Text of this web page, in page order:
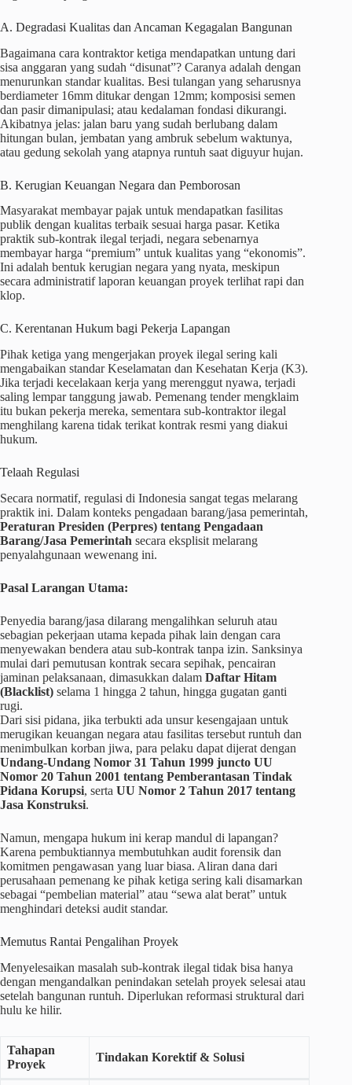
A. Degradasi Kualitas dan Ancaman Kegagalan Bangunan
Bagaimana cara kontraktor ketiga mendapatkan untung dari
sisa anggaran yang sudah “disunat”? Caranya adalah dengan
menurunkan standar kualitas. Besi tulangan yang seharusnya
berdiameter 16mm ditukar dengan 12mm; komposisi semen
dan pasir dimanipulasi; atau kedalaman fondasi dikurangi.
Akibatnya jelas: jalan baru yang sudah berlubang dalam
hitungan bulan, jembatan yang ambruk sebelum waktunya,
atau gedung sekolah yang atapnya runtuh saat diguyur hujan.
B. Kerugian Keuangan Negara dan Pemborosan
Masyarakat membayar pajak untuk mendapatkan fasilitas
publik dengan kualitas terbaik sesuai harga pasar. Ketika
praktik sub-kontrak ilegal terjadi, negara sebenarnya
membayar harga “premium” untuk kualitas yang “ekonomis”.
Ini adalah bentuk kerugian negara yang nyata, meskipun
secara administratif laporan keuangan proyek terlihat rapi dan
klop.
C. Kerentanan Hukum bagi Pekerja Lapangan
Pihak ketiga yang mengerjakan proyek ilegal sering kali
mengabaikan standar Keselamatan dan Kesehatan Kerja (K3).
Jika terjadi kecelakaan kerja yang merenggut nyawa, terjadi
saling lempar tanggung jawab. Pemenang tender mengklaim
itu bukan pekerja mereka, sementara sub-kontraktor ilegal
menghilang karena tidak terikat kontrak resmi yang diakui
hukum.
Telaah Regulasi
Secara normatif, regulasi di Indonesia sangat tegas melarang
praktik ini. Dalam konteks pengadaan barang/jasa pemerintah,
Peraturan Presiden (Perpres) tentang Pengadaan
Barang/Jasa Pemerintah secara eksplisit melarang
penyalahgunaan wewenang ini.
Pasal Larangan Utama:
Penyedia barang/jasa dilarang mengalihkan seluruh atau
sebagian pekerjaan utama kepada pihak lain dengan cara
menyewakan bendera atau sub-kontrak tanpa izin. Sanksinya
mulai dari pemutusan kontrak secara sepihak, pencairan
jaminan pelaksanaan, dimasukkan dalam Daftar Hitam
(Blacklist) selama 1 hingga 2 tahun, hingga gugatan ganti
rugi.
Dari sisi pidana, jika terbukti ada unsur kesengajaan untuk
merugikan keuangan negara atau fasilitas tersebut runtuh dan
menimbulkan korban jiwa, para pelaku dapat dijerat dengan
Undang-Undang Nomor 31 Tahun 1999 juncto UU
Nomor 20 Tahun 2001 tentang Pemberantasan Tindak
Pidana Korupsi, serta UU Nomor 2 Tahun 2017 tentang
Jasa Konstruksi.
Namun, mengapa hukum ini kerap mandul di lapangan?
Karena pembuktiannya membutuhkan audit forensik dan
komitmen pengawasan yang luar biasa. Aliran dana dari
perusahaan pemenang ke pihak ketiga sering kali disamarkan
sebagai “pembelian material” atau “sewa alat berat” untuk
menghindari deteksi audit standar.
Memutus Rantai Pengalihan Proyek
Menyelesaikan masalah sub-kontrak ilegal tidak bisa hanya
dengan mengandalkan penindakan setelah proyek selesai atau
setelah bangunan runtuh. Diperlukan reformasi struktural dari
hulu ke hilir.
Tahapan
Proyek
Tindakan Korektif & Solusi